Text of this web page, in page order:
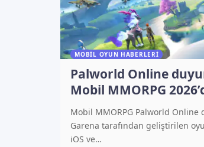
MOBIL OYUN HABERLERI
Palworld Online
Mobil MMORPG
çıkacak
Mobil MMORPG Palworld Online
Garena tarafından geliştirilen
iOS ve…